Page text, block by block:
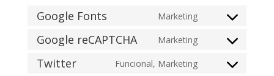
Google Fonts Marketing
Consent
google-
Google reCAPTCHA Marketing
Consent
Twitter Funcional, Marketing
Consent